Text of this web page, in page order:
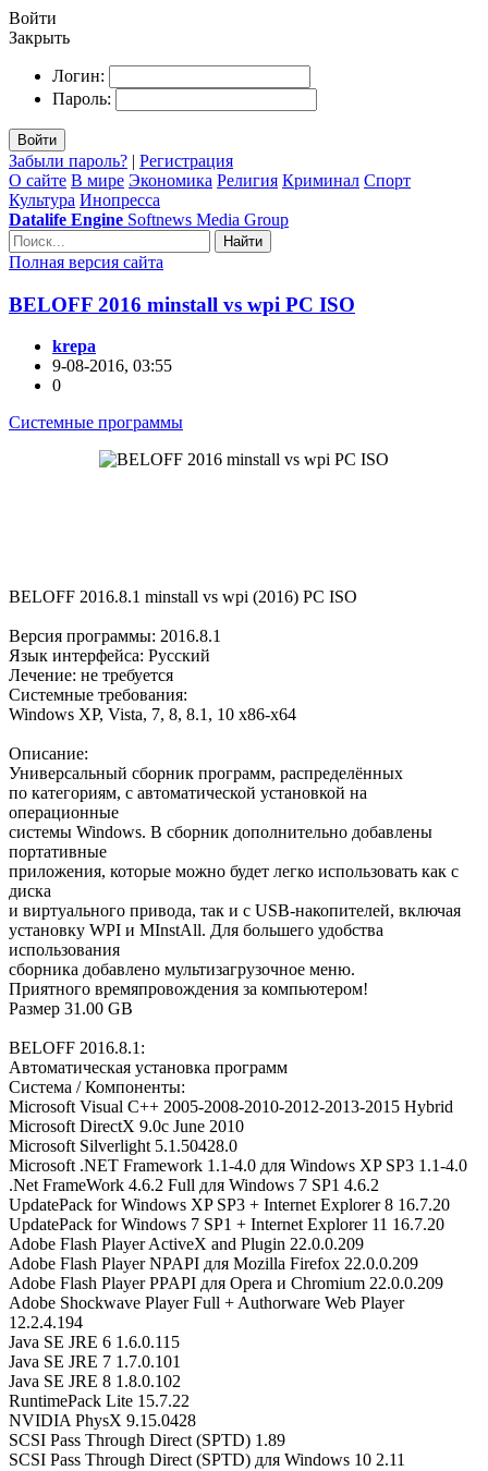
Войти
Закрыть
Логин:
Пароль:
Войти
Забыли пароль? | Регистрация
О сайте В мире Экономика Религия Криминал Спорт
Культура Инопресса
Datalife Engine Softnews Media Group
Найти
Полная версия сайта
BELOFF 2016 minstall vs wpi PC ISO
krepa
9-08-2016, 03:55
0
Системные программы
BELOFF 2016.8.1 minstall vs wpi (2016) PC ISO
Версия программы: 2016.8.1
Язык интерфейса: Русский
Лечение: не требуется
Системные требования:
Windows XP, Vista, 7, 8, 8.1, 10 x86-x64
Описание:
Универсальный сборник программ, распределённых
по категориям, с автоматической установкой на
операционные
системы Windows. В сборник дополнительно добавлены
портативные
приложения, которые можно будет легко использовать как с
диска
и виртуального привода, так и с USB-накопителей, включая
установку WPI и MInstAll. Для большего удобства
использования
сборника добавлено мультизагрузочное меню.
Приятного времяпровождения за компьютером!
Размер 31.00 GB
BELOFF 2016.8.1:
Автоматическая установка программ
Системa / Компоненты:
Microsoft Visual C++ 2005-2008-2010-2012-2013-2015 Hybrid
Microsoft DirectX 9.0c June 2010
Microsoft Silverlight 5.1.50428.0
Microsoft .NET Framework 1.1-4.0 для Windows XP SP3 1.1-4.0
.Net FrameWork 4.6.2 Full для Windows 7 SP1 4.6.2
UpdatePack for Windows XP SP3 + Internet Explorer 8 16.7.20
UpdatePack for Windows 7 SP1 + Internet Explorer 11 16.7.20
Adobe Flash Player ActiveX and Plugin 22.0.0.209
Adobe Flash Player NPAPI для Mozilla Firefox 22.0.0.209
Adobe Flash Player PPAPI для Opera и Chromium 22.0.0.209
Adobe Shockwave Player Full + Authorware Web Player
12.2.4.194
Java SE JRE 6 1.6.0.115
Java SE JRE 7 1.7.0.101
Java SE JRE 8 1.8.0.102
RuntimePack Lite 15.7.22
NVIDIA PhysX 9.15.0428
SCSI Pass Through Direct (SPTD) 1.89
SCSI Pass Through Direct (SPTD) для Windows 10 2.11